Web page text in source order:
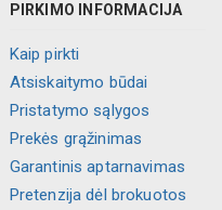
PIRKIMO INFORMACIJA
Kaip pirkti
Atsiskaitymo būdai
Pristatymo sąlygos
Prekės grąžinimas
Garantinis aptarnavimas
Pretenzija dėl brokuotos